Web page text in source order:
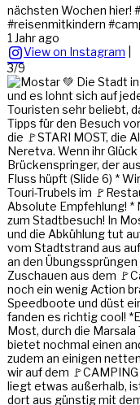
nächsten Wochen hier!
#reisenmitkindern
1 Jahr ago
View on Instagram
3/9